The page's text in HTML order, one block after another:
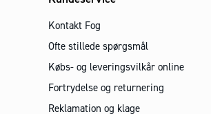
Kontakt Fog
Ofte stillede spørgsmål
Købs- og leveringsvilkår online
Fortrydelse og returnering
Reklamation og klage